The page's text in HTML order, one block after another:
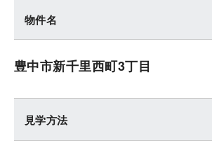
物件名
豊中市新千里西町3丁目
見学方法